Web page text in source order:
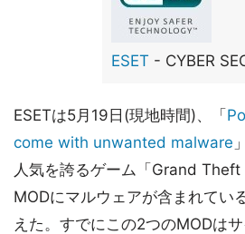
ESET - CYBER
ESETは5月19日(現地時間)、「
come with unwanted malware
人気を誇るゲーム「Grand
MODにマルウェアが含まれてい
えた。すでにこの2つのMODは